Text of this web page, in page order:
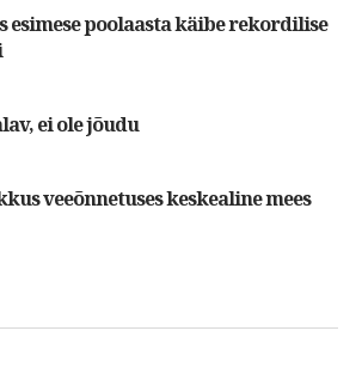
esimese poolaasta käibe rekordilise
ei ole jõudu
veeõnnetuses keskealine mees